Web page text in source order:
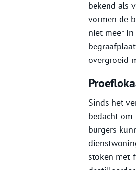
bekend als
vormen de
niet meer in
overgroeid
Sinds het
bedacht
burgers
stoken met